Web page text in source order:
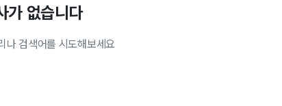
가 없습니다
나 검색어를 시도해보세요